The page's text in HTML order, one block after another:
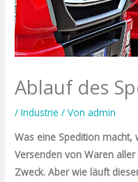
Ablauf des
/Industrie / Vonadmin
Was eine Spedition macht,
Versenden von Waren
Zweck. Aber wie läuft